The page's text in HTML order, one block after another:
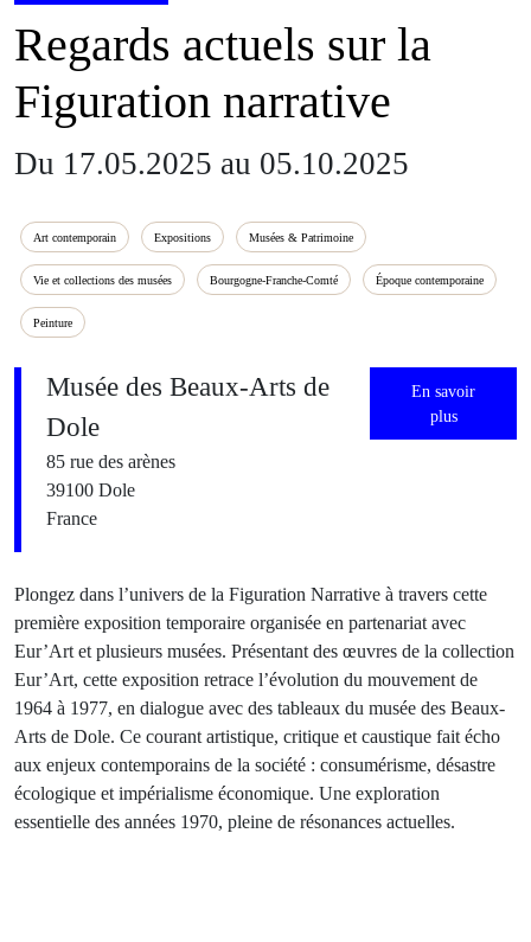
Regards actuels sur la
Figuration narrative
Du 17.05.2025 au 05.10.2025
Art contemporain Expositions Musées & Patrimoine
Vie et collections des musées Bourgogne-Franche-Comté Époque contemporaine
Peinture
Musée des Beaux-Arts de
Dole
85 rue des arènes
39100 Dole
France
En savoir
plus
Plongez dans l’univers de la Figuration Narrative à travers cette
première exposition temporaire organisée en partenariat avec
Eur’Art et plusieurs musées. Présentant des œuvres de la collection
Eur’Art, cette exposition retrace l’évolution du mouvement de
1964 à 1977, en dialogue avec des tableaux du musée des Beaux-
Arts de Dole. Ce courant artistique, critique et caustique fait écho
aux enjeux contemporains de la société : consumérisme, désastre
écologique et impérialisme économique. Une exploration
essentielle des années 1970, pleine de résonances actuelles.